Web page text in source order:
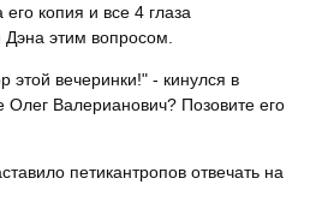
копия и все 4 глаза
этим вопросом.
этой вечеринки!" - кинулся в
Олег Валерианович? Позовите его
петикантропов отвечать на